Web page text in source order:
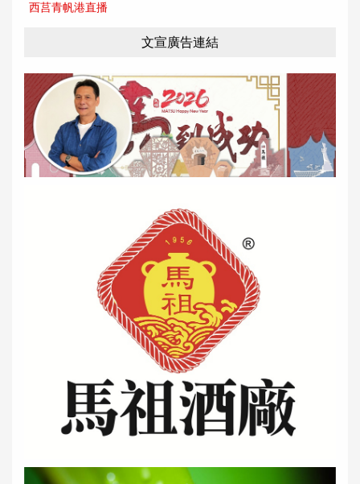
西莒青帆港直播
文宣廣告連結